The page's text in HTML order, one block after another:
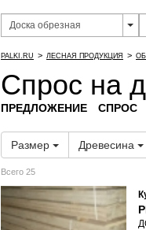
PALKI.RU > ЛЕСНАЯ ПРОДУКЦИЯ >
Спрос на
ПРЕДЛОЖЕНИЕ СПРОС
Размер Древесина
Всего 25